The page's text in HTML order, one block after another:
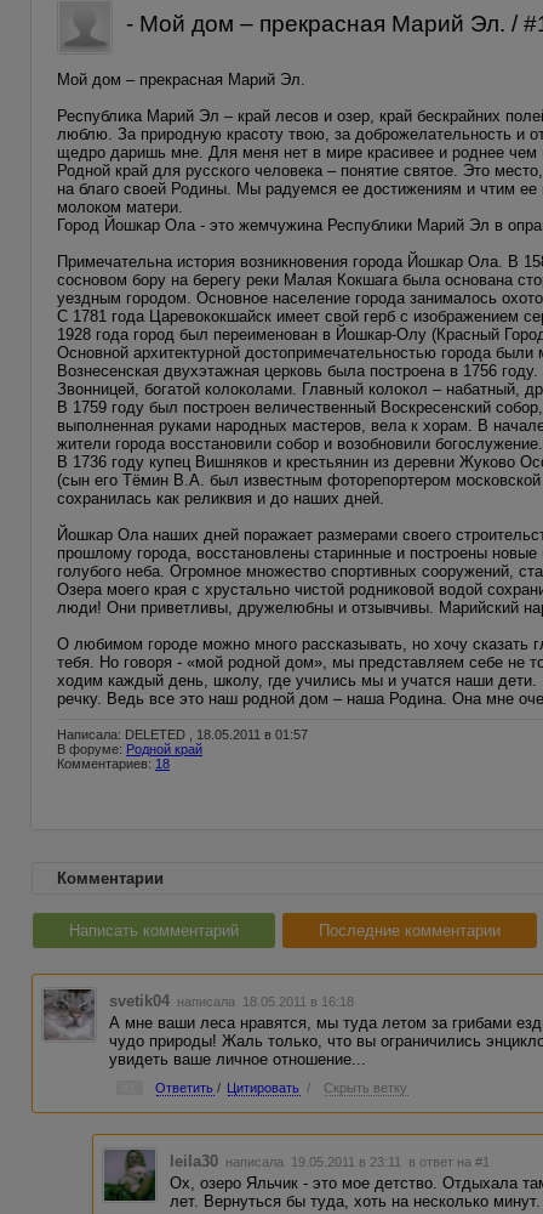
- Мой дом – прекрасная Марий Эл. /
Мой дом – прекрасная Марий Эл.
Республика Марий Эл – край лесов и озер, край бескрайних
люблю. За природную красоту твою, за доброжелательность и
щедро даришь мне. Для меня нет в мире красивее и роднее
Родной край для русского человека – понятие святое. Это
на благо своей Родины. Мы радуемся ее достижениям и чтим
молоком матери.
Город Йошкар Ола - это жемчужина Республики Марий Эл в
Примечательна история возникновения города Йошкар Ола. В
сосновом бору на берегу реки Малая Кокшага была основана
уездным городом. Основное население города занималось
С 1781 года Царевококшайск имеет свой герб с изображением
1928 года город был переименован в Йошкар-Олу (Красный
Основной архитектурной достопримечательностью города были
Вознесенская двухэтажная церковь была построена в 1756
Звонницей, богатой колоколами. Главный колокол – набатный,
В 1759 году был построен величественный Воскресенский
выполненная руками народных мастеров, вела к хорам. В
жители города восстановили собор и возобновили богослужение.
В 1736 году купец Вишняков и крестьянин из деревни Жуково
(сын его Тёмин В.А. был известным фоторепортером московской
сохранилась как реликвия и до наших дней.
Йошкар Ола наших дней поражает размерами своего
прошлому города, восстановлены старинные и построены
голубого неба. Огромное множество спортивных сооружений,
Озера моего края с хрустально чистой родниковой водой
люди! Они приветливы, дружелюбны и отзывчивы. Марийский
О любимом городе можно много рассказывать, но хочу
тебя. Но говоря - «мой родной дом», мы представляем себе не
ходим каждый день, школу, где учились мы и учатся наши
речку. Ведь все это наш родной дом – наша Родина. Она мне
Написала: DELETED , 18.05.2011 в 01:57
В форуме: Родной край
Комментариев: 18
Комментарии
Написать комментарий Последние комментарии
svetik04 написала 18.05.2011 в 16:18
А мне ваши леса нравятся, мы туда летом за грибами
чудо природы! Жаль только, что вы ограничились
увидеть ваше личное отношение...
Ответить / Цитировать / Скрыть ветку
leila30 написала 19.05.2011 в 23:11 в ответ на #1
Ох, озеро Яльчик - это мое детство. Отдыхала
лет. Вернуться бы туда, хоть на несколько минут.